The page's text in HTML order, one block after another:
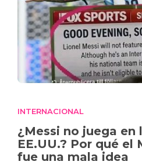
INTERNACIONAL
¿Messi no juega en
EE.UU.? Por qué el
fue una mala idea